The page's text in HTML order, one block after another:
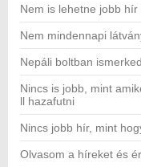
Nem is lehetne jobb
Nem mindennapi
Nepáli boltban
Nincs is jobb, mint
ll hazafutni
Nincs jobb hír, mint
Olvasom a híreket és